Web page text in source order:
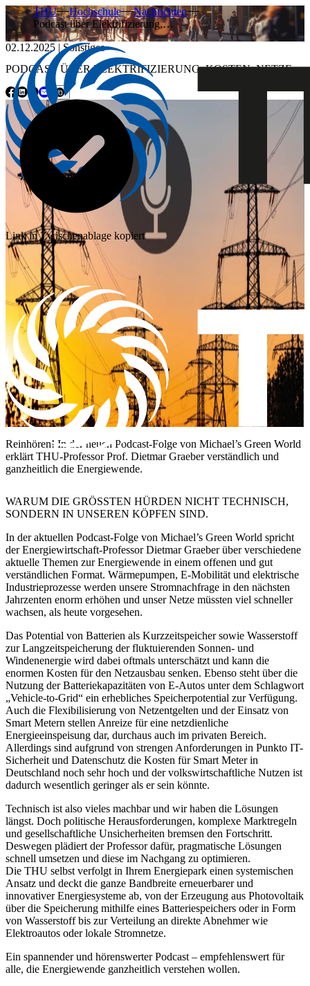
THU Hochschule
Nachrichten
Podcast über Elektrifizierung,…
02.12.2025 | Sonstiges
PODCAST ÜBER ELEKTRIFIZIERUNG, KOSTEN, NETZE
Link in Zwischenablage kopiert
Reinhören! In der neuen Podcast-Folge von Michael’s Green World
erklärt THU-Professor Prof. Dietmar Graeber verständlich und
ganzheitlich die Energiewende.
WARUM DIE GRÖSSTEN HÜRDEN NICHT TECHNISCH, S
ONDERN IN UNSEREN KÖPFEN SIND.
​In der aktuellen Podcast-Folge von Michael’s Green World spricht
der Energiewirtschaft-Professor Dietmar Graeber über verschiedene
aktuelle Themen zur Energiewende in einem offenen und gut
verständlichen Format. Wärmepumpen, E-Mobilität und elektrische
Industrieprozesse werden unsere Stromnachfrage in den nächsten
Jahrzenten enorm erhöhen und unser Netze müssten viel schneller
wachsen, als heute vorgesehen.
Das Potential von Batterien als Kurzzeitspeicher sowie Wasserstoff
zur Langzeitspeicherung der fluktuierenden Sonnen- und
Windenenergie wird dabei oftmals unterschätzt und kann die
enormen Kosten für den Netzausbau senken. Ebenso steht über die
Nutzung der Batteriekapazitäten von E-Autos unter dem Schlagwort
„Vehicle-to-Grid“ ein erhebliches Speicherpotential zur Verfügung.
Auch die Flexibilisierung von Netzentgelten und der Einsatz von
Smart Metern stellen Anreize für eine netzdienliche
Energieeinspeisung dar, durchaus auch im privaten Bereich.
Allerdings sind aufgrund von strengen Anforderungen in Punkto IT-
Sicherheit und Datenschutz die Kosten für Smart Meter in
Deutschland noch sehr hoch und der volkswirtschaftliche Nutzen ist
dadurch wesentlich geringer als er sein könnte.
Technisch ist also vieles machbar und wir haben die Lösungen
längst. Doch politische Herausforderungen, komplexe Marktregeln
und gesellschaftliche Unsicherheiten bremsen den Fortschritt.
Deswegen plädiert der Professor dafür, pragmatische Lösungen
schnell umsetzen und diese im Nachgang zu optimieren.
Die THU selbst verfolgt in Ihrem Energiepark einen systemischen
Ansatz und deckt die ganze Bandbreite erneuerbarer und
innovativer Energiesysteme ab, von der Erzeugung aus Photovoltaik
über die Speicherung mithilfe eines Batteriespeichers oder in Form
von Wasserstoff bis zur Verteilung an direkte Abnehmer wie
Elektroautos oder lokale Stromnetze.
Ein spannender und hörenswerter Podcast – empfehlenswert für
alle, die Energiewende ganzheitlich verstehen wollen.